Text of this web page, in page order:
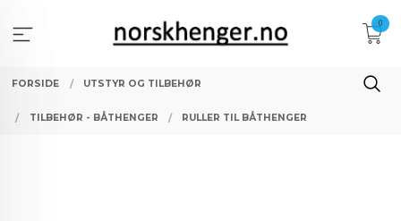
innholdet
0
FORSIDE UTSTYR OG TILBEHØR
TILBEHØR - BÅTHENGER RULLER TIL BÅTHENGER